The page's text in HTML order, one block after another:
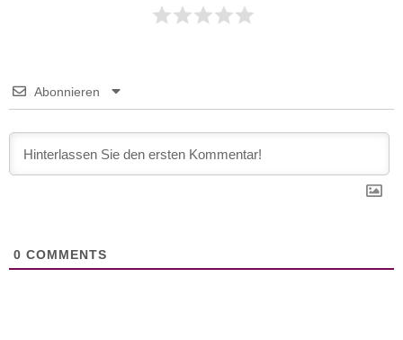
Abonnieren
0 COMMENTS